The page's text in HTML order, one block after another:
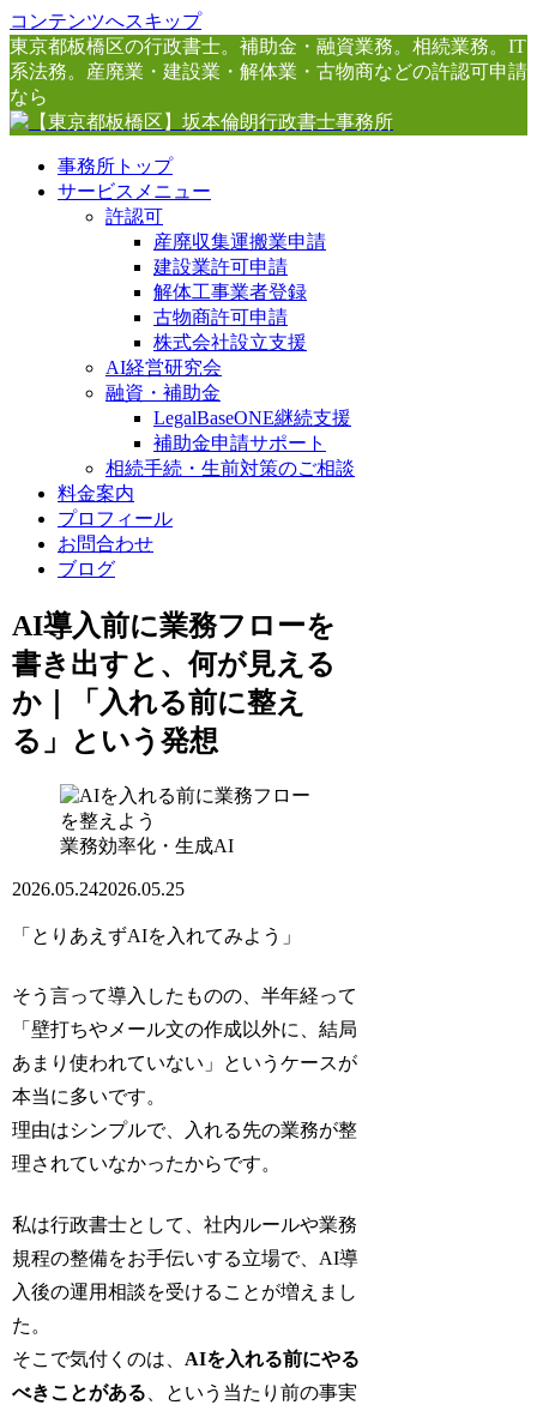
コンテンツへスキップ
東京都板橋区の行政書士。補助金・融資業務。相続業務。IT
系法務。産廃業・建設業・解体業・古物商などの許認可申請
なら
事務所トップ
サービスメニュー
許認可
産廃収集運搬業申請
建設業許可申請
解体工事業者登録
古物商許可申請
株式会社設立支援
AI経営研究会
融資・補助金
LegalBaseONE継続支援
補助金申請サポート
相続手続・生前対策のご相談
料金案内
プロフィール
お問合わせ
ブログ
AI導入前に業務フローを
書き出すと、何が見える
か｜「入れる前に整え
る」という発想
業務効率化・生成AI
2026.05.242026.05.25
「とりあえずAIを入れてみよう」
そう言って導入したものの、半年経って
「壁打ちやメール文の作成以外に、結局
あまり使われていない」というケースが
本当に多いです。
理由はシンプルで、入れる先の業務が整
理されていなかったからです。
私は行政書士として、社内ルールや業務
規程の整備をお手伝いする立場で、AI導
入後の運用相談を受けることが増えまし
た。
そこで気付くのは、 AIを入れる前にやる
べきことがある 、という当たり前の事実